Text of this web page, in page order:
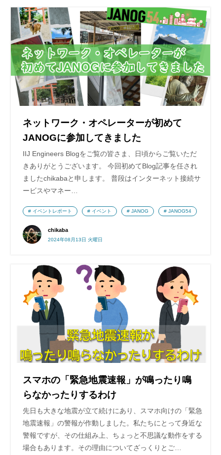
ネットワーク・オペレーターが初めて
JANOGに参加してきました
IIJ Engineers Blogをご覧の皆さま、日頃からご覧いただ
きありがとうございます。 今回初めてBlog記事を任され
ましたchikabaと申します。 普段はインターネット接続サ
ービスやマネー…
chikaba
2024年08月13日 火曜日
イベントレポート イベント JANOG JANOG54
スマホの「緊急地震速報」が鳴ったり鳴
らなかったりするわけ
先日も大きな地震が立て続けにあり、スマホ向けの「緊急
地震速報」の警報が作動しました。私たちにとって身近な
警報ですが、その仕組み上、ちょっと不思議な動作をする
場合もあります。その理由についてざっくりとご…